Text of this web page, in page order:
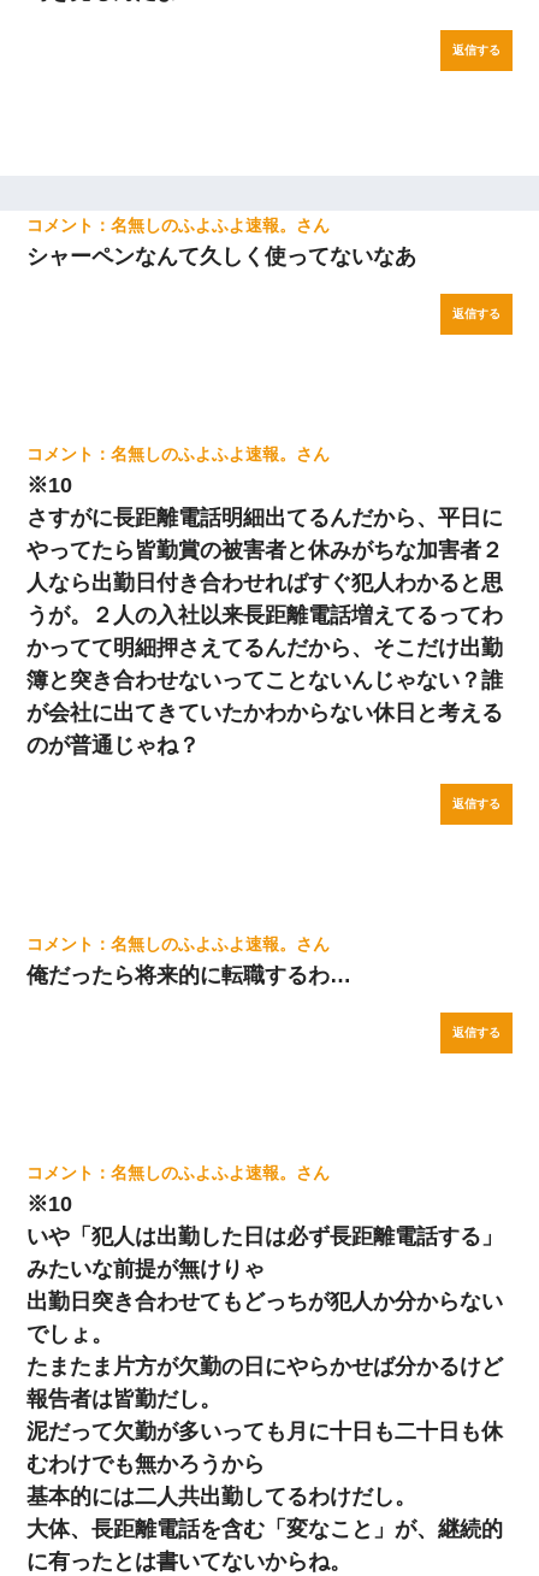
返信する
名無しのふよふよ速報。
シャーペンなんて久しく使ってないなあ
返信する
名無しのふよふよ速報。
※10
さすがに長距離電話明細出てるんだから、平日に
やってたら皆勤賞の被害者と休みがちな加害者２
人なら出勤日付き合わせればすぐ犯人わかると思
うが。２人の入社以来長距離電話増えてるってわ
かってて明細押さえてるんだから、そこだけ出勤
簿と突き合わせないってことないんじゃない？誰
が会社に出てきていたかわからない休日と考える
のが普通じゃね？
返信する
名無しのふよふよ速報。
俺だったら将来的に転職するわ…
返信する
名無しのふよふよ速報。
※10
いや「犯人は出勤した日は必ず長距離電話する」
みたいな前提が無けりゃ
出勤日突き合わせてもどっちが犯人か分からない
でしょ。
たまたま片方が欠勤の日にやらかせば分かるけど
報告者は皆勤だし。
泥だって欠勤が多いっても月に十日も二十日も休
むわけでも無かろうから
基本的には二人共出勤してるわけだし。
大体、長距離電話を含む「変なこと」が、継続的
に有ったとは書いてないからね。